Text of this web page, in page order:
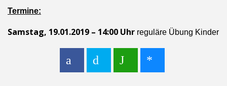
Termine:
Samstag, 19.01.2019 – 14:00 Uhr reguläre Übung Kinder